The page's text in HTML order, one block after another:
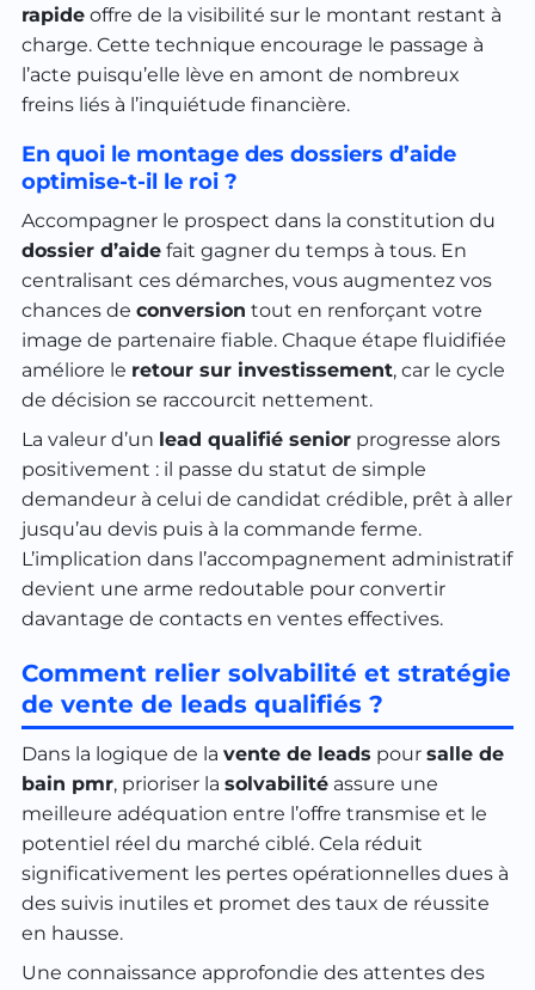
rapideoffre de la visibilité sur le montant restant à
charge. Cette technique encourage le passage à
l’acte puisqu’elle lève en amont de nombreux
freins liés à l’inquiétude financière.
En quoi le montage des dossiers d’aide
optimise-t-il le roi ?
Accompagner le prospect dans la constitution du
dossier d’aidefait gagner du temps à tous. En
centralisant ces démarches, vous augmentez vos
chances de conversion tout en renforçant votre
image de partenaire fiable. Chaque étape fluidifiée
améliore le retour sur investissement, car le cycle
de décision se raccourcit nettement.
La valeur d’un lead qualifié seniorprogresse alors
positivement : il passe du statut de simple
demandeur à celui de candidat crédible, prêt à aller
jusqu’au devis puis à la commande ferme.
L’implication dans l’accompagnement administratif
devient une arme redoutable pour convertir
davantage de contacts en ventes effectives.
Comment relier solvabilité et stratégie
de vente de leads qualifiés ?
Dans la logique de la vente de leads pour salle de
bain pmr, prioriser la solvabilitéassure une
meilleure adéquation entre l’offre transmise et le
potentiel réel du marché ciblé. Cela réduit
significativement les pertes opérationnelles dues à
des suivis inutiles et promet des taux de réussite
en hausse.
Une connaissance approfondie des attentes des